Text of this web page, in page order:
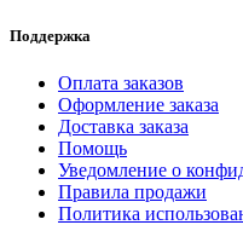
Поддержка
Оплата заказов
Оформление заказа
Доставка заказа
Помощь
Уведомление о
Правила продажи
Политика